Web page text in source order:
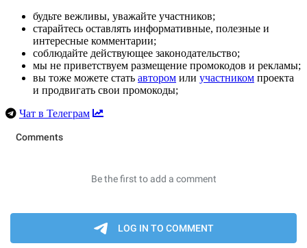
будьте вежливы, уважайте участников;
старайтесь оставлять информативные, полезные и
интересные комментарии;
соблюдайте действующее законодательство;
мы не приветствуем размещение промокодов и рекламы;
вы тоже можете стать автором или участником проекта
и продвигать свои промокоды;
Чат в Телеграм